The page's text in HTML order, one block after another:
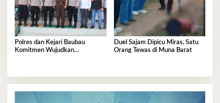
Polres dan Kejari Baubau
Komitmen Wujudkan
Duel Sajam Dipicu Miras, Satu
Orang Tewas di Muna Barat